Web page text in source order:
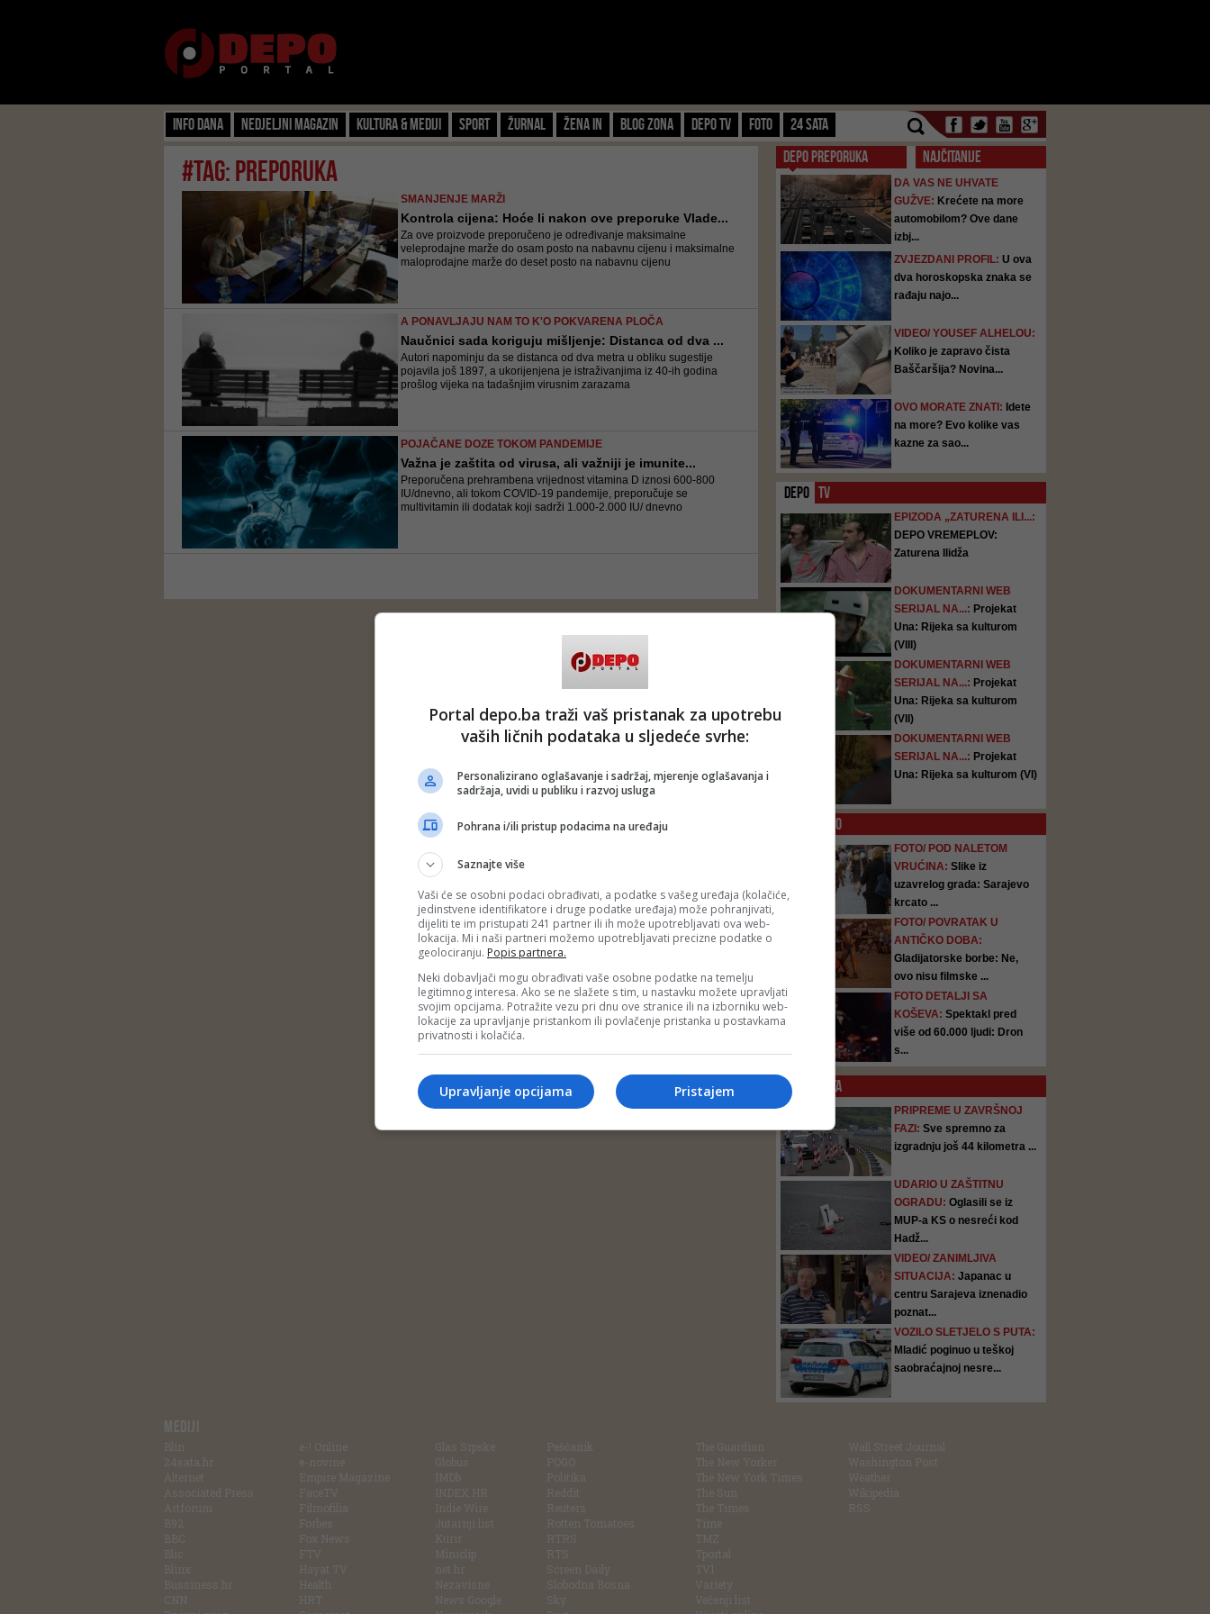
Info dana Nedjeljni magazin Kultura & Mediji Sport Žurnal Žena IN Blog zona Depo TV FOTO 24 SATA
#tag: preporuka
SMANJENJE MARŽI
Kontrola cijena: Hoće li nakon ove preporuke Vlade...
Za ove proizvode preporučeno je određivanje maksimalne
veleprodajne marže do osam posto na nabavnu cijenu i maksimalne
maloprodajne marže do deset posto na nabavnu cijenu
A PONAVLJAJU NAM TO K'O POKVARENA PLOČA
Naučnici sada koriguju mišljenje: Distanca od dva ...
Autori napominju da se distanca od dva metra u obliku sugestije
pojavila još 1897, a ukorijenjena je istraživanjima iz 40-ih godina
prošlog vijeka na tadašnjim virusnim zarazama
POJAČANE DOZE TOKOM PANDEMIJE
Važna je zaštita od virusa, ali važniji je imunite...
Preporučena prehrambena vrijednost vitamina D iznosi 600-800
IU/dnevno, ali tokom COVID-19 pandemije, preporučuje se
multivitamin ili dodatak koji sadrži 1.000-2.000 IU/ dnevno
DEPO PREPORUKA NAJČITANIJE
DA VAS NE UHVATE
GUŽVE: Krećete na more
automobilom? Ove dane
izbj...
ZVJEZDANI PROFIL: U ova
dva horoskopska znaka se
rađaju najo...
VIDEO/ YOUSEF ALHELOU:
Koliko je zapravo čista
Baščaršija? Novina...
OVO MORATE ZNATI: Idete
na more? Evo kolike vas
kazne za sao...
DEPO TV
EPIZODA „ZATURENA ILI...:
DEPO VREMEPLOV:
Zaturena Ilidža
DOKUMENTARNI WEB
SERIJAL NA...: Projekat
Una: Rijeka sa kulturom
(VIII)
DOKUMENTARNI WEB
SERIJAL NA...: Projekat
Una: Rijeka sa kulturom
(VII)
DOKUMENTARNI WEB
SERIJAL NA...: Projekat
Una: Rijeka sa kulturom (VI)
FOTO
FOTO/ POD NALETOM
VRUĆINA: Slike iz
uzavrelog grada: Sarajevo
krcato ...
FOTO/ POVRATAK U
ANTIČKO DOBA:
Gladijatorske borbe: Ne,
ovo nisu filmske ...
FOTO DETALJI SA
KOŠEVA: Spektakl pred
više od 60.000 ljudi: Dron
s...
24 SATA
PRIPREME U ZAVRŠNOJ
FAZI: Sve spremno za
izgradnju još 44 kilometra ...
UDARIO U ZAŠTITNU
OGRADU: Oglasili se iz
MUP-a KS o nesreći kod
Hadž...
VIDEO/ ZANIMLJIVA
SITUACIJA: Japanac u
centru Sarajeva iznenadio
poznat...
VOZILO SLETJELO S PUTA:
Mladić poginuo u teškoj
saobraćajnoj nesre...
MEDIJI
Blin
24sata.hr
Alternet
Associated Press
Artforum
B92
BBC
Blic
Blinx
Bussiness.hr
CNN
e-! Online
e-novine
Empire Magazine
FaceTV
Filmofilia
Forbes
Fox News
FTV
Hayat TV
Health
HRT
Glas Srpske
Globus
IMDb
INDEX.HR
Indie Wire
Jutarnji list
Kurir
Miniclip
net.hr
Nezavisne
News Google
Pešćanik
POGO
Politika
Reddit
Reuters
Rotten Tomatoes
RTRS
RTS
Screen Daily
Slobodna Bosna
Sky
The Guardian
The New Yorker
The New York Times
The Sun
The Times
Time
TMZ
Tportal
TV1
Variety
Večenji list
Wall Street Journal
Washington Post
Weather
Wikipedia
RSS
Portal depo.ba traži vaš pristanak za upotrebu
vaših ličnih podataka u sljedeće svrhe:
Personalizirano oglašavanje i sadržaj, mjerenje oglašavanja i
sadržaja, uvidi u publiku i razvoj usluga
Pohrana i/ili pristup podacima na uređaju
Saznajte više
Vaši će se osobni podaci obrađivati, a podatke s vašeg uređaja (kolačiće,
jedinstvene identifikatore i druge podatke uređaja) može pohranjivati,
dijeliti te im pristupati 241 partner ili ih može upotrebljavati ova web-
lokacija. Mi i naši partneri možemo upotrebljavati precizne podatke o
geolociranju. Popis partnera.
Neki dobavljači mogu obrađivati vaše osobne podatke na temelju
legitimnog interesa. Ako se ne slažete s tim, u nastavku možete upravljati
svojim opcijama. Potražite vezu pri dnu ove stranice ili na izborniku web-
lokacije za upravljanje pristankom ili povlačenje pristanka u postavkama
privatnosti i kolačića.
Pristajem
Upravljanje opcijama